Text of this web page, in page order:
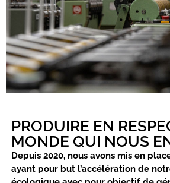
PRODUIRE EN
MONDE QUI NOUS
Depuis 2020, nous avons mis en
ayant pour but l’accélération de